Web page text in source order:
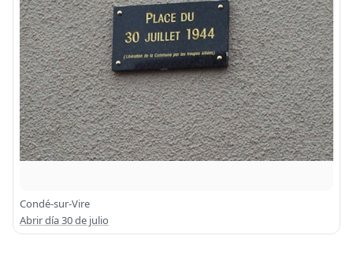
Condé-sur-Vire
Abrir día 30 de julio